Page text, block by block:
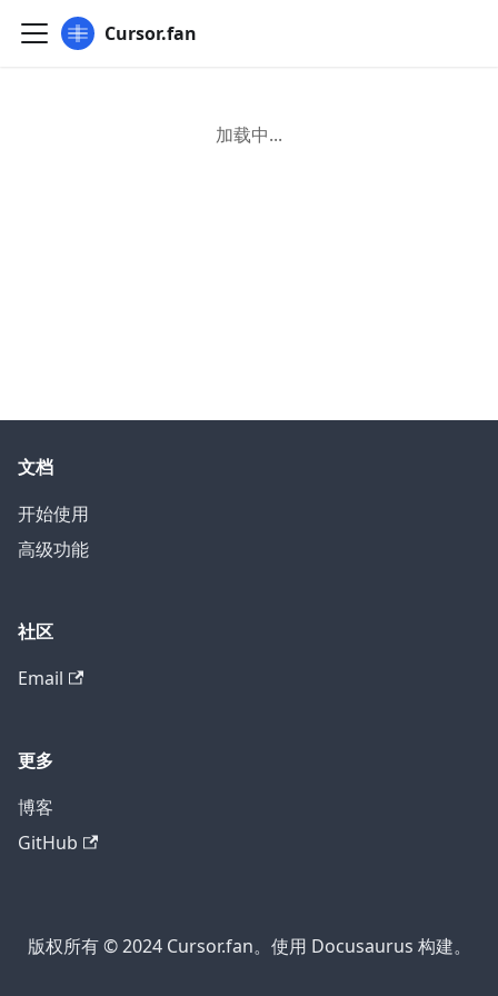
Cursor.fan
加载中...
文档
开始使用
高级功能
社区
Email
更多
博客
GitHub
版权所有 © 2024 Cursor.fan。使用 Docusaurus 构建。